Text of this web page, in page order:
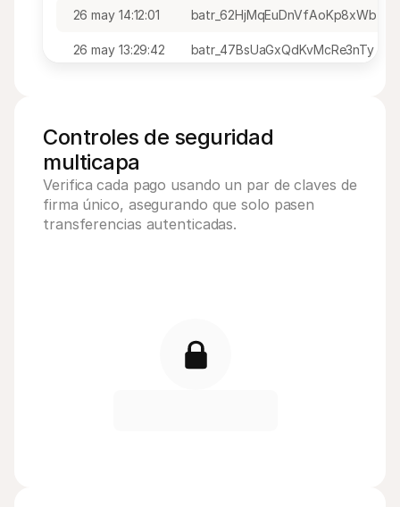
26 may 14:12:01 batr_62HjMqEuDnVfAoKp8xWb
26 may 13:29:42 batr_47BsUaGxQdKvMcRe3nTy
Controles de seguridad
multicapa
Verifica cada pago usando un par de claves de
firma único, asegurando que solo pasen
transferencias autenticadas.